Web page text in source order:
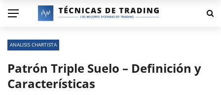
ANALISIS CHARTISTA
Patrón Triple Suelo – Definición y
Características